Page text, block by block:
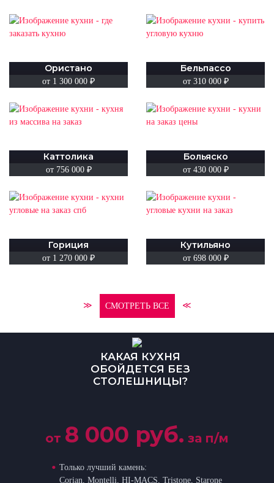
Ористано
от 1 300 000 ₽
Бельпассо
от 310 000 ₽
Каттолика
от 756 000 ₽
Больяско
от 430 000 ₽
Гориция
от 1 270 000 ₽
Кутильяно
от 698 000 ₽
≫ СМОТРЕТЬ ВСЕ ≪
КАКАЯ КУХНЯ
ОБОЙДЕТСЯ БЕЗ
СТОЛЕШНИЦЫ?
от 8 000 руб. за п/м
Только лучший камень:
Corian, Montelli, HI-MACS, Tristone, Starone